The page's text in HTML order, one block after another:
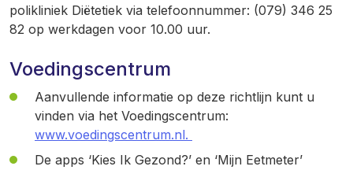
polikliniek Diëtetiek via telefoonnummer: (079) 346 25
82 op werkdagen voor 10.00 uur.
Voedingscentrum
Aanvullende informatie op deze richtlijn kunt u
vinden via het Voedingscentrum:
www.voedingscentrum.nl.
De apps ‘Kies Ik Gezond?’ en ‘Mijn Eetmeter’